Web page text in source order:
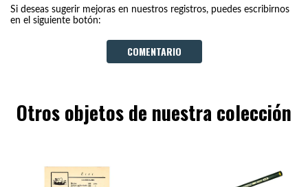
Si deseas sugerir mejoras en nuestros registros, puedes escribirnos
en el siguiente botón:
COMENTARIO
Otros objetos de nuestra colección